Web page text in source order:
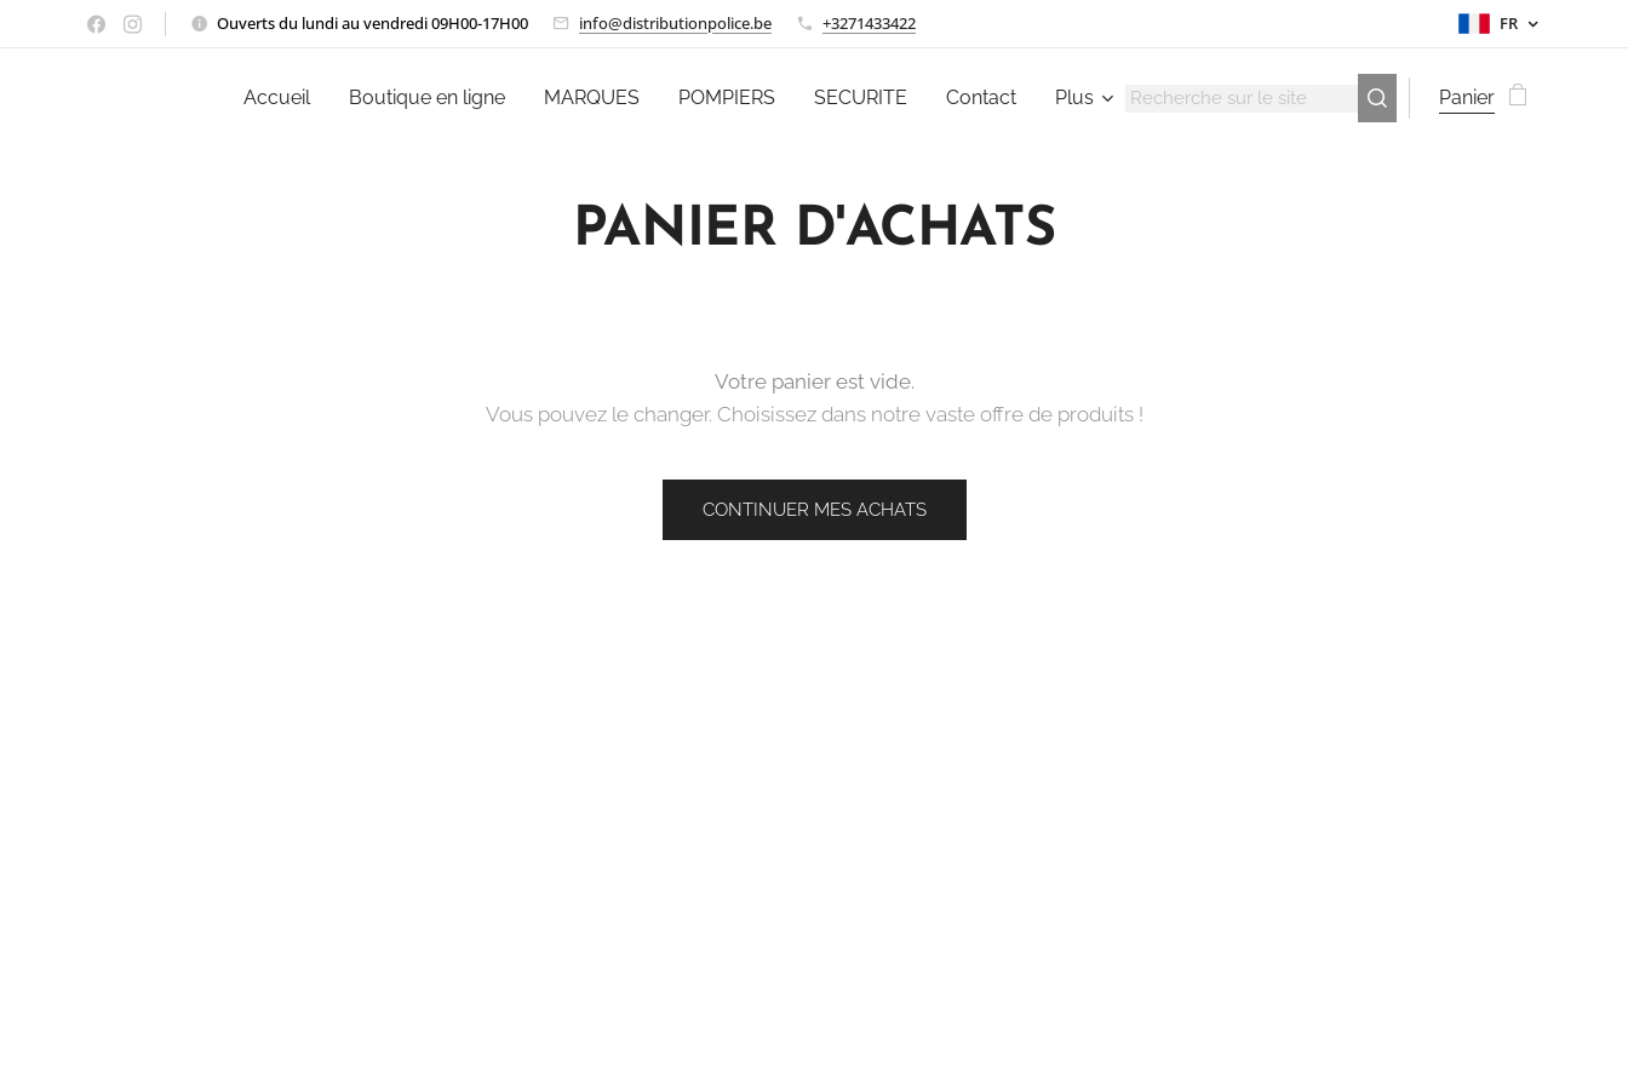
Ouverts du lundi au vendredi 09H00-17H00 info@distributionpolice.be +3271433422 FR
Accueil Boutique en ligne MARQUES POMPIERS SECURITE Contact Plus Panier
PANIER D'ACHATS
Votre panier est vide.
Vous pouvez le changer. Choisissez dans notre vaste offre de produits !
CONTINUER MES ACHATS